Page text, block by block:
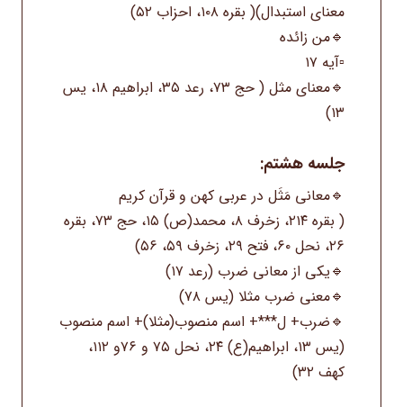
معنای استبدال)( بقره ۱۰۸، احزاب ۵۲)
🔹من زائده
▫️آیه ۱۷
🔹معنای مثل ( حج ۷۳، رعد ۳۵، ابراهیم ۱۸، یس
۱۳)
جلسه هشتم:
🔹معانی مَثَل در عربی کهن و قرآن کریم
( بقره ۲۱۴، زخرف ۸، محمد(ص) ۱۵، حج ۷۳، بقره
۲۶، نحل ۶۰، فتح ۲۹، زخرف ۵۹، ۵۶)
🔹یکی از معانی ضرب (رعد ۱۷)
🔹معنی ضرب مثلا (یس ۷۸)
🔹ضرب+ ل***+ اسم منصوب(مثلا)+ اسم منصوب
(یس ۱۳، ابراهیم(ع) ۲۴، نحل ۷۵ و ۷۶و ۱۱۲،
کهف ۳۲)